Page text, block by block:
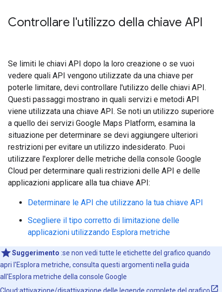
Controllare l'utilizzo della chiave API
Se limiti le chiavi API dopo la loro creazione o se vuoi
vedere quali API vengono utilizzate da una chiave per
poterle limitare, devi controllare l'utilizzo delle chiavi API.
Questi passaggi mostrano in quali servizi e metodi API
viene utilizzata una chiave API. Se noti un utilizzo superiore
a quello dei servizi Google Maps Platform, esamina la
situazione per determinare se devi aggiungere ulteriori
restrizioni per evitare un utilizzo indesiderato. Puoi
utilizzare l'explorer delle metriche della console Google
Cloud per determinare quali restrizioni delle API e delle
applicazioni applicare alla tua chiave API:
Determinare le API che utilizzano la tua chiave API
Scegliere il tipo corretto di limitazione delle
applicazioni utilizzando Esplora metriche
Suggerimento :se non vedi tutte le etichette del grafico quando
apri l'Esplora metriche, consulta questi argomenti nella guida
all'Esplora metriche della console Google
Cloud:attivazione/disattivazione delle legende complete del grafico